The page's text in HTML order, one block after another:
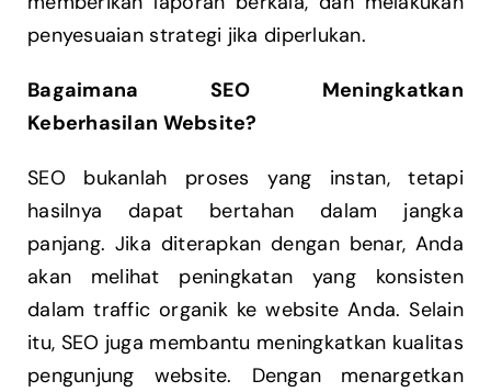
penyesuaian strategi jika diperlukan.
Bagaimana SEO Meningkatkan
Keberhasilan Website?
SEO bukanlah proses yang instan, tetapi
hasilnya dapat bertahan dalam jangka
panjang. Jika diterapkan dengan benar, Anda
akan melihat peningkatan yang konsisten
dalam traffic organik ke website Anda. Selain
itu, SEO juga membantu meningkatkan kualitas
pengunjung website. Dengan menargetkan